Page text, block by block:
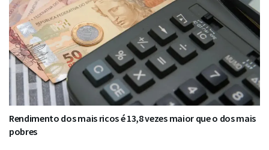
Rendimento dos mais ricos é 13,8 vezes maior que o dos mais
pobres